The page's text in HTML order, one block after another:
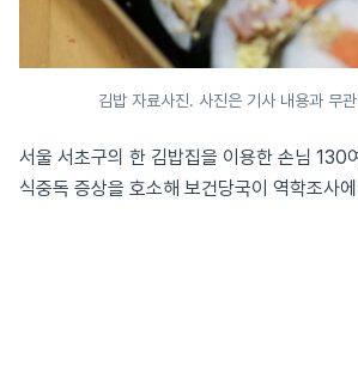
김밥 자료사진. 사진은 기사 내용과 무관
서울 서초구의 한 김밥집을 이용한 손님 130
식중독 증상을 호소해 보건당국이 역학조사